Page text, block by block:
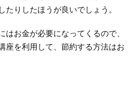
たりしたほうが良いでしょう。
はお金が必要になってくるので、
座を利用して、節約する方法はお